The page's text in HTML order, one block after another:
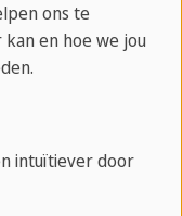
en doelen
was erg goed.
week
ons te
en hoe we jou
intuïtiever door